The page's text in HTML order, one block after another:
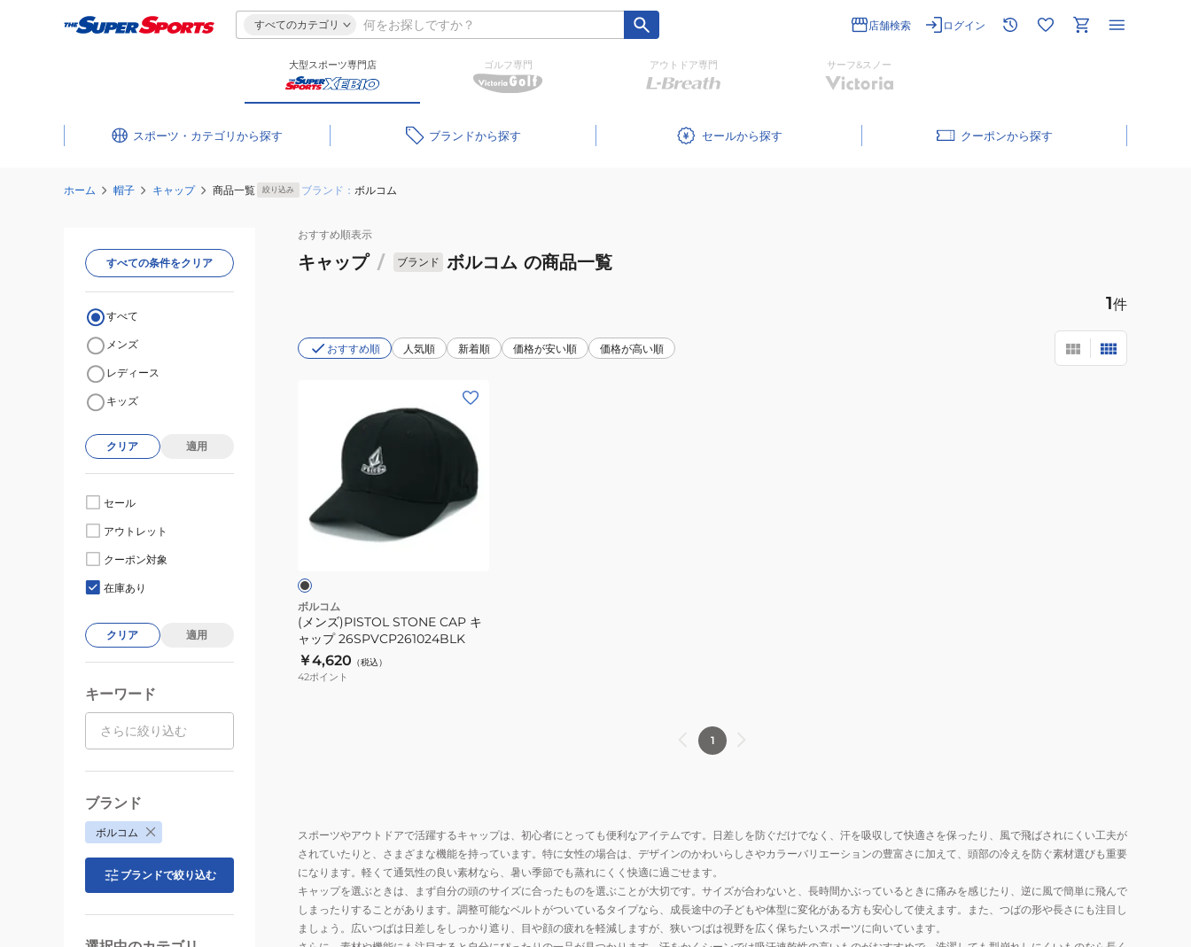
すべてのカテゴリ 店舗検索 ログイン
大型スポーツ専門店 ゴルフ専門 アウトドア専門 サーフ&スノー
スポーツ・カテゴリ ブランド セール クーポン
ホーム 帽子 キャップ 商品一覧 絞り込み ブランド： ボルコム
おすすめ順表示
キャップ / ブランド ボルコム の商品一覧
1件
おすすめ順 人気順 新着順 価格が安い順 価格が高い順
ズ)PISTOL
ャ
26SPVCP261024BLK
ボルコム
(メンズ)PISTOL STONE CAP キ
ャップ 26SPVCP261024BLK
￥4,620 （税込）
42ポイント
1
スポーツやアウトドアで活躍するキャップは、初心者にとっても便利なアイテムです。日差しを防ぐだけでなく、汗を吸収して快適さを保ったり、風で飛ばされにくい工夫が
されていたりと、さまざまな機能を持っています。特に女性の場合は、デザインのかわいらしさやカラーバリエーションの豊富さに加えて、頭部の冷えを防ぐ素材選びも重要
になります。軽くて通気性の良い素材なら、暑い季節でも蒸れにくく快適に過ごせます。
キャップを選ぶときは、まず自分の頭のサイズに合ったものを選ぶことが大切です。サイズが合わないと、長時間かぶっているときに痛みを感じたり、逆に風で簡単に飛んで
しまったりすることがあります。調整可能なベルトがついているタイプなら、成長途中の子どもや体型に変化がある方も安心して使えます。また、つばの形や長さにも注目し
ましょう。広いつばは日差しをしっかり遮り、目や顔の疲れを軽減しますが、狭いつばは視野を広く保ちたいスポーツに向いています。
すべての条件をクリア
すべて
メンズ
レディース
キッズ
クリア 適用
セール
アウトレット
クーポン対象
在庫あり
クリア 適用
キーワード
ブランド
ボルコム
ブランドで絞り込む